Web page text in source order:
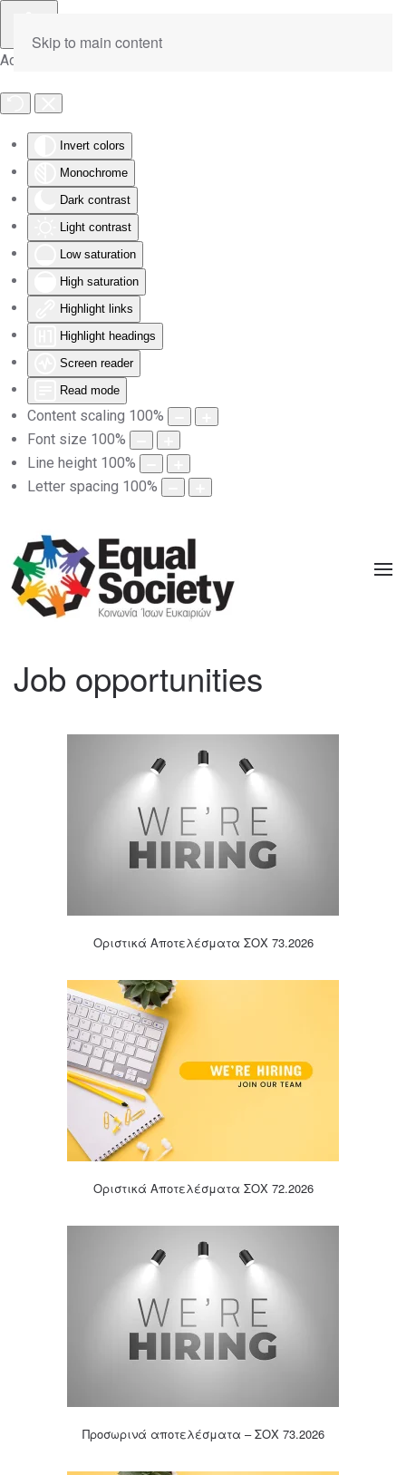
Accessibility Tools
Invert colors
Monochrome
Dark contrast
Light contrast
Low saturation
High saturation
Highlight links
Highlight headings
Screen reader
Read mode
Content scaling 100%
Font size 100%
Line height 100%
Letter spacing 100%
Skip to main content
Job opportunities
Οριστικά Αποτελέσματα ΣΟΧ 73.2026
Οριστικά Αποτελέσματα ΣΟΧ 72.2026
Προσωρινά αποτελέσματα – ΣΟΧ 73.2026